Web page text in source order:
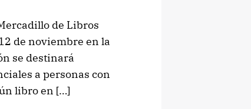
de Libros
de noviembre en la
se destinará
a personas con
libro en […]